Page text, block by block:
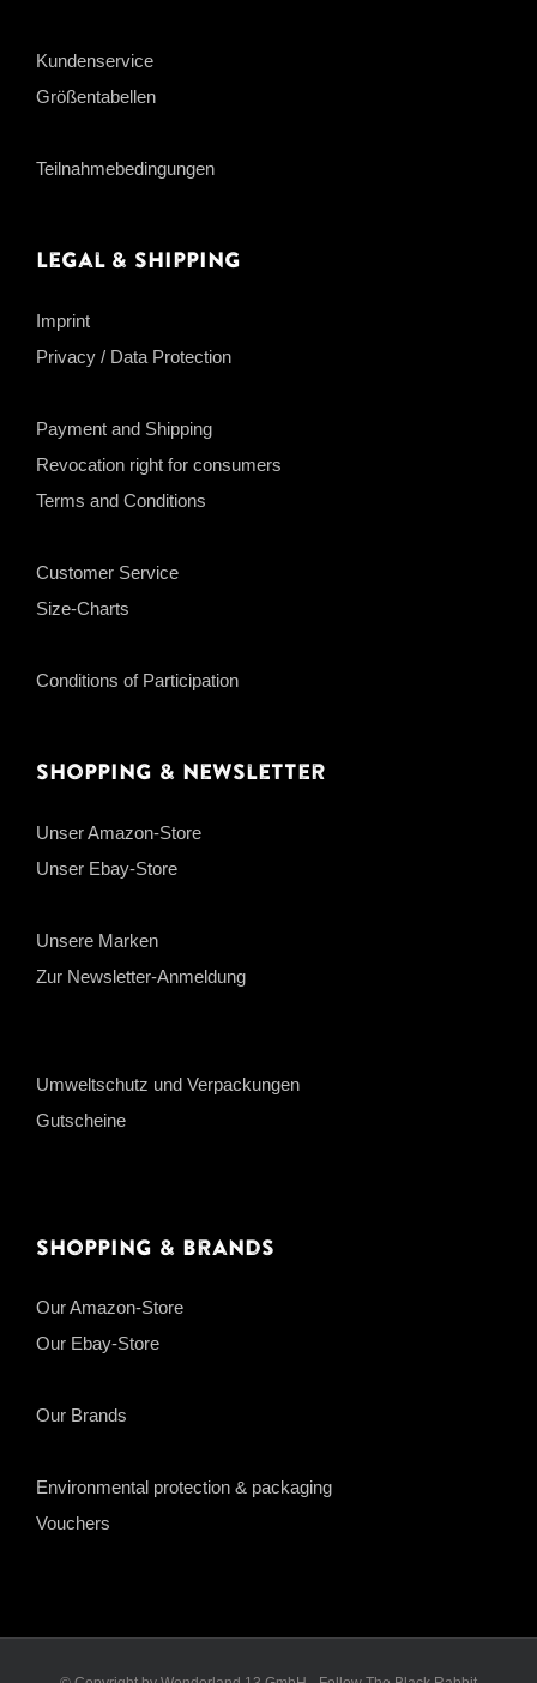
Kundenservice
Größentabellen
Teilnahmebedingungen
Legal & Shipping
Imprint
Privacy / Data Protection
Payment and Shipping
Revocation right for consumers
Terms and Conditions
Customer Service
Size-Charts
Conditions of Participation
Shopping & Newsletter
Unser Amazon-Store
Unser Ebay-Store
Unsere Marken
Zur Newsletter-Anmeldung
Umweltschutz und Verpackungen
Gutscheine
Shopping & Brands
Our Amazon-Store
Our Ebay-Store
Our Brands
Environmental protection & packaging
Vouchers